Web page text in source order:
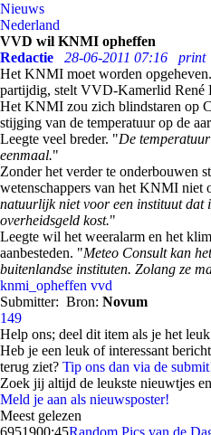
Nieuws
Nederland
VVD wil KNMI opheffen
Redactie
28-06-2011 07:16
print
Het KNMI moet worden
partijdig, stelt VVD-Kamerlid René
Het KNMI zou zich blindstaren op
stijging van de temperatuur op de
Leegte veel breder. "De
eenmaal."
Zonder het verder te onderbouwen
wetenschappers van het KNMI niet
natuurlijk niet voor een instituut dat
overheidsgeld kost."
Leegte wil het weeralarm en het
aanbesteden. "Meteo Consult kan
buitenlandse instituten. Zolang ze
knmi_opheffen vvd
Submitter: Bron: Novum
149
Help ons; deel dit item als je het
Heb je een leuk of interessant
terug ziet? Tip ons dan via de
Zoek jij altijd de leukste nieuwtjes
Meld je aan als nieuwsposter!
Meest gelezen
6951900:45Random Pics van de